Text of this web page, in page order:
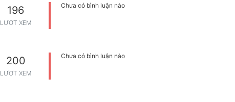
196
LƯỢT XEM
Chưa có bình luận nào
200
LƯỢT XEM
Chưa có bình luận nào